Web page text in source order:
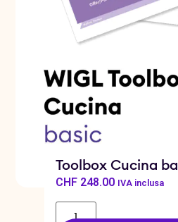
Toolbox Cucina
CHF248.00 IVA inclusa